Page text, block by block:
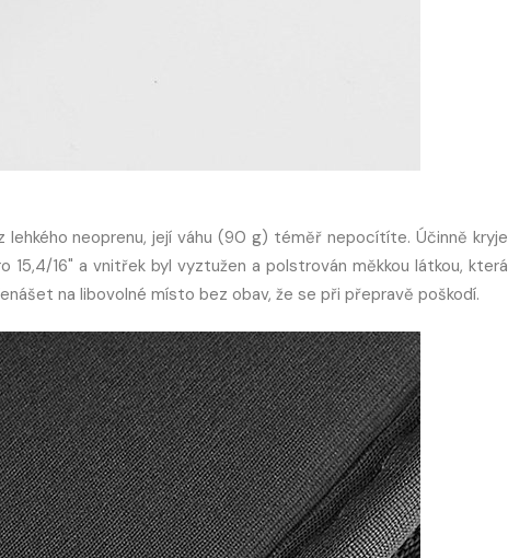
neoprenu, její váhu (90 g) téměř nepocítíte. Účinně kryje
16" a vnitřek byl vyztužen a polstrován měkkou látkou, která
na libovolné místo bez obav, že se při přepravě poškodí.